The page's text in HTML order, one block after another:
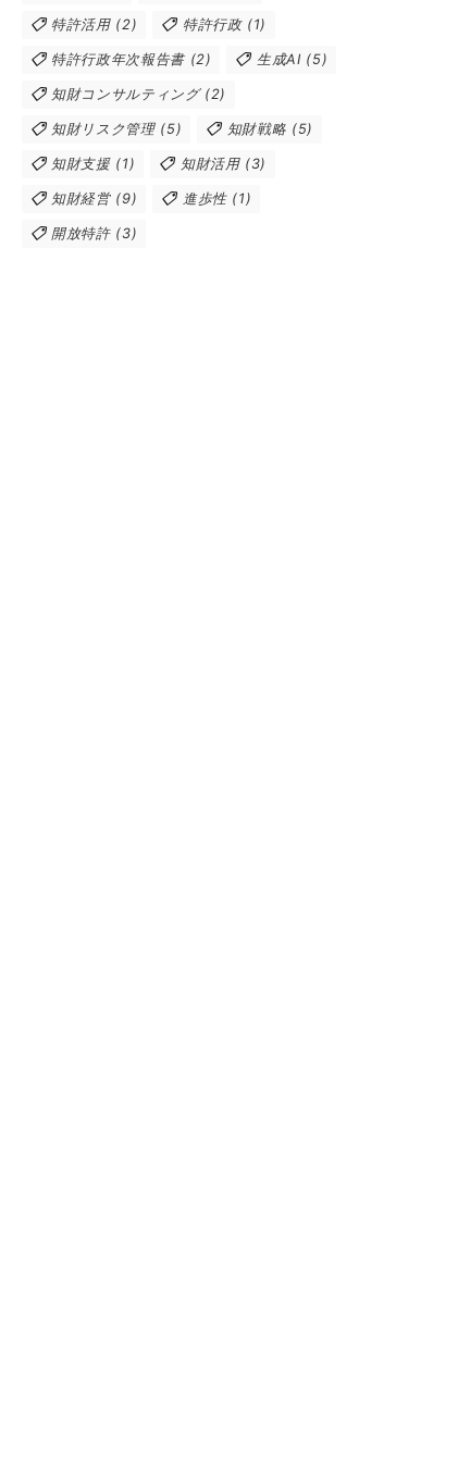
特許活用(2) 特許行政(1)
特許行政年次報告書(2) 生成AI (5)
知財コンサルティング(2)
知財リスク管理(5) 知財戦略 (5)
知財支援(1) 知財活用(3)
知財経営(9) 進歩性(1)
開放特許(3)